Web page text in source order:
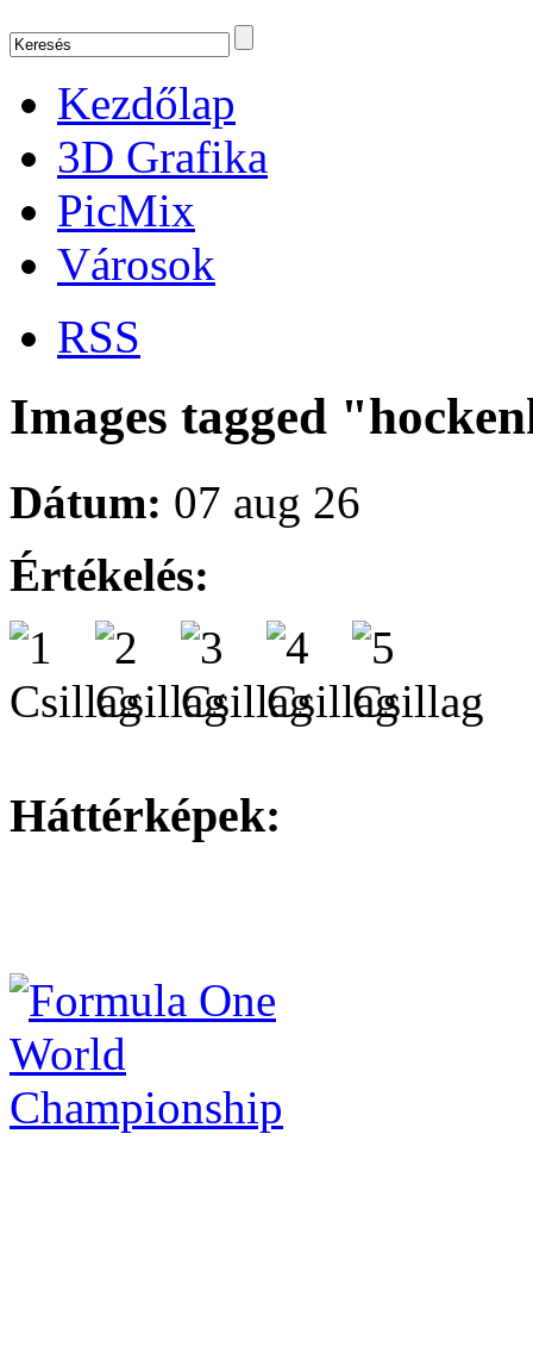
Kezdőlap
3D Grafika
PicMix
Városok
RSS
Images tagged
Dátum: 07 aug 26
Értékelés:
Háttérképek: